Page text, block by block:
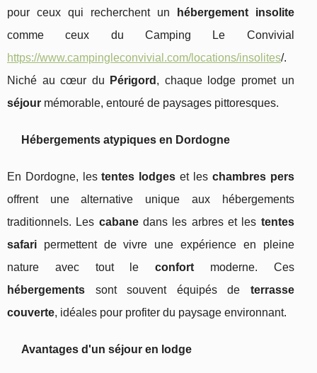
pour ceux qui recherchent un
hébergement insolite
comme ceux du Camping Le Convivial
https://www.campingleconvivial.com/locations/insolites/.
Niché au cœur du
Périgord , chaque lodge promet un
séjour mémorable, entouré de paysages pittoresques.
Hébergements atypiques en Dordogne
En Dordogne, lestentes lodges et les chambres pers
offrent une alternative unique aux hébergements
traditionnels. Les cabanedans les arbres et les tentes
safari permettent de vivre une expérience en pleine
nature avec tout leconfort moderne. Ces
hébergements sont souvent équipés de terrasse
couverte, idéales pour profiter du paysage environnant.
Avantages d'un séjour en lodge